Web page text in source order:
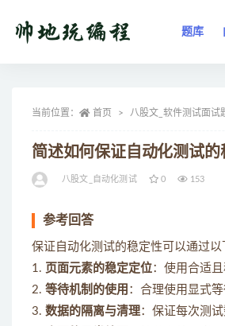
题库
当前位置： 首页 八股文_软件测试面试
简述如何保证自动化测试的
八股文_自动化测试 0 153
参考回答
保证自动化测试的稳定性可以通过以
1. 页面元素的稳定定位：使用合适
2. 等待机制的使用 ：合理使用显式
3. 数据的隔离与清理：保证每次测